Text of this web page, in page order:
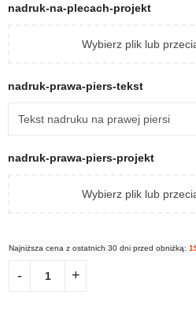
nadruk-na-plecach-projekt
Wybierz plik lub
nadruk-prawa-piers-tekst
nadruk-prawa-piers-projekt
Wybierz plik lub
Najniższa cena z ostatnich 30 dni przed obniżką: